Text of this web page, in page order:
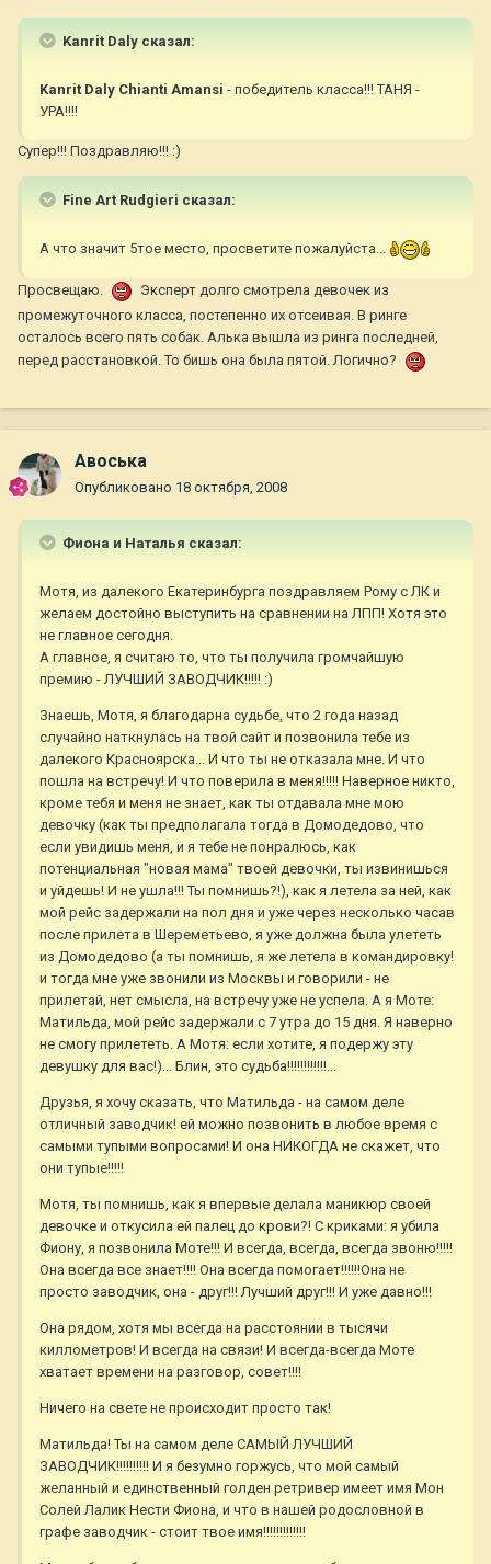
Kanrit Daly сказал:
Kanrit Daly Chianti Amansi - победитель класса!!! ТАНЯ -
УРА!!!!
Супер!!! Поздравляю!!! :)
Fine Art Rudgieri сказал:
А что значит 5тое место, просветите пожалуйста...
Просвещаю.
Эксперт долго смотрела девочек из
промежуточного класса, постепенно их отсеивая. В ринге
осталось всего пять собак. Алька вышла из ринга последней,
перед расстановкой. То бишь она была пятой. Логично?
Авоська
Опубликовано 18 октября, 2008
Фиона и Наталья сказал:
Мотя, из далекого Екатеринбурга поздравляем Рому с ЛК и
желаем достойно выступить на сравнении на ЛПП! Хотя это
не главное сегодня.
А главное, я считаю то, что ты получила громчайшую
премию - ЛУЧШИЙ ЗАВОДЧИК!!!!! :)
Знаешь, Мотя, я благодарна судьбе, что 2 года назад
случайно наткнулась на твой сайт и позвонила тебе из
далекого Красноярска... И что ты не отказала мне. И что
пошла на встречу! И что поверила в меня!!!!! Наверное никто,
кроме тебя и меня не знает, как ты отдавала мне мою
девочку (как ты предполагала тогда в Домодедово, что
если увидишь меня, и я тебе не понралюсь, как
потенциальная "новая мама" твоей девочки, ты извинишься
и уйдешь! И не ушла!!! Ты помнишь?!), как я летела за ней, как
мой рейс задержали на пол дня и уже через несколько часав
после прилета в Шереметьево, я уже должна была улететь
из Домодедово (а ты помнишь, я же летела в командировку!
и тогда мне уже звонили из Москвы и говорили - не
прилетай, нет смысла, на встречу уже не успела. А я Моте:
Матильда, мой рейс задержали с 7 утра до 15 дня. Я наверно
не смогу прилететь. А Мотя: если хотите, я подержу эту
девушку для вас!)... Блин, это судьба!!!!!!!!!!!!...
Друзья, я хочу сказать, что Матильда - на самом деле
отличный заводчик! ей можно позвонить в любое время с
самыми тупыми вопросами! И она НИКОГДА не скажет, что
они тупые!!!!!
Мотя, ты помнишь, как я впервые делала маникюр своей
девочке и откусила ей палец до крови?! С криками: я убила
Фиону, я позвонила Моте!!! И всегда, всегда, всегда звоню!!!!!
Она всегда все знает!!!! Она всегда помогает!!!!!!Она не
просто заводчик, она - друг!!! Лучший друг!!! И уже давно!!!
Она рядом, хотя мы всегда на расстоянии в тысячи
киллометров! И всегда на связи! И всегда-всегда Моте
хватает времени на разговор, совет!!!!
Ничего на свете не происходит просто так!
Матильда! Ты на самом деле САМЫЙ ЛУЧШИЙ
ЗАВОДЧИК!!!!!!!!!! И я безумно горжусь, что мой самый
желанный и единственный голден ретривер имеет имя Мон
Солей Лалик Нести Фиона, и что в нашей родословной в
графе заводчик - стоит твое имя!!!!!!!!!!!!!